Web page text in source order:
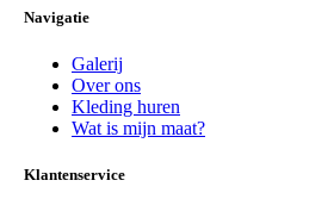
Navigatie
Galerij
Over ons
Kleding huren
Wat is mijn maat?
Klantenservice